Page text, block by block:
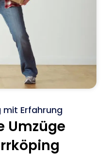
mit Erfahrung
Umzüge